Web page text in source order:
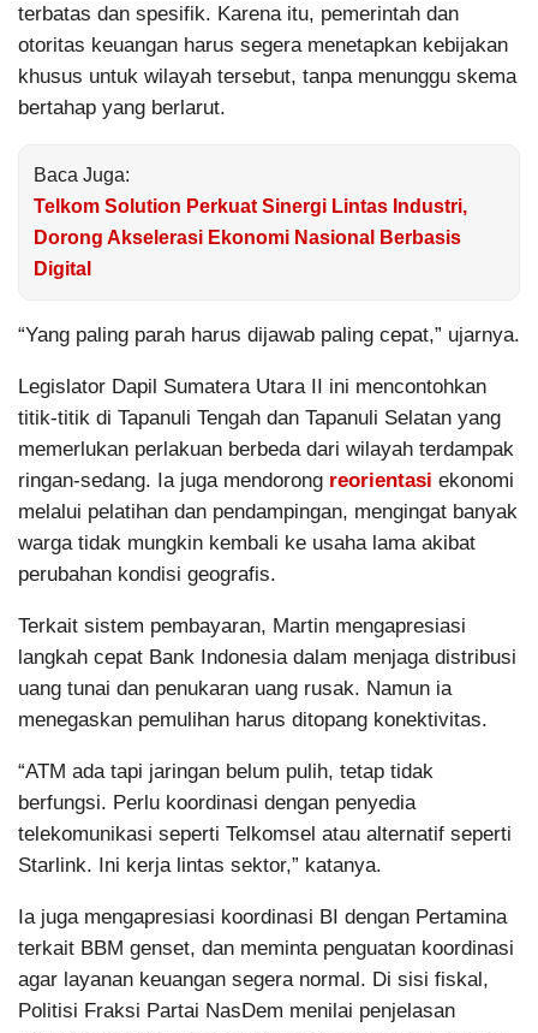
terbatas dan spesifik. Karena itu, pemerintah dan
otoritas keuangan harus segera menetapkan kebijakan
khusus untuk wilayah tersebut, tanpa menunggu skema
bertahap yang berlarut.
Baca Juga:
Telkom Solution Perkuat Sinergi Lintas Industri,
Dorong Akselerasi Ekonomi Nasional Berbasis
Digital
“Yang paling parah harus dijawab paling cepat,” ujarnya.
Legislator Dapil Sumatera Utara II ini mencontohkan
titik-titik di Tapanuli Tengah dan Tapanuli Selatan yang
memerlukan perlakuan berbeda dari wilayah terdampak
ringan-sedang. Ia juga mendorong reorientasi ekonomi
melalui pelatihan dan pendampingan, mengingat banyak
warga tidak mungkin kembali ke usaha lama akibat
perubahan kondisi geografis.
Terkait sistem pembayaran, Martin mengapresiasi
langkah cepat Bank Indonesia dalam menjaga distribusi
uang tunai dan penukaran uang rusak. Namun ia
menegaskan pemulihan harus ditopang konektivitas.
“ATM ada tapi jaringan belum pulih, tetap tidak
berfungsi. Perlu koordinasi dengan penyedia
telekomunikasi seperti Telkomsel atau alternatif seperti
Starlink. Ini kerja lintas sektor,” katanya.
Ia juga mengapresiasi koordinasi BI dengan Pertamina
terkait BBM genset, dan meminta penguatan koordinasi
agar layanan keuangan segera normal. Di sisi fiskal,
Politisi Fraksi Partai NasDem menilai penjelasan